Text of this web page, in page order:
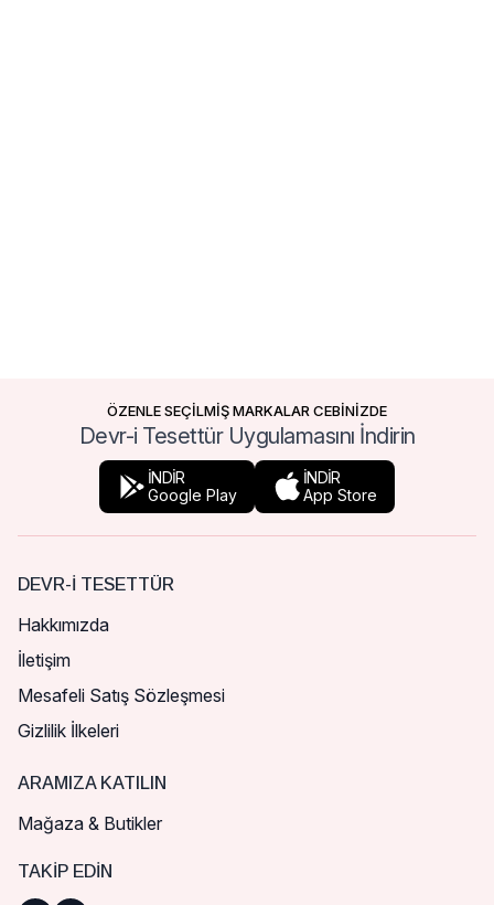
ÖZENLE SEÇİLMİŞ MARKALAR CEBİNİZDE
Devr-i Tesettür Uygulamasını İndirin
İNDİR
Google Play
İNDİR
App Store
DEVR-I TESETTÜR
Hakkımızda
İletişim
Mesafeli Satış Sözleşmesi
Gizlilik İlkeleri
ARAMIZA KATILIN
Mağaza & Butikler
TAKIP EDIN